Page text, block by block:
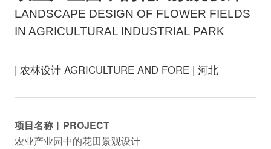
LANDSCAPE DESIGN OF FLOWER FIELDS
IN AGRICULTURAL INDUSTRIAL PARK
| 农林设计 AGRICULTURE AND FORE | 河北
项目名称︱PROJECT
农业产业园中的花田景观设计